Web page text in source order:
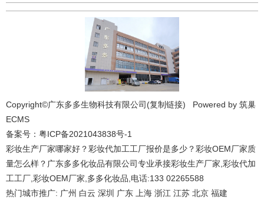
Copyright©广东多多生物科技有限公司(复制链接) Powered by 筑巢
ECMS
备案号： 粤ICP备2021043838号-1
彩妆生产厂家哪家好？彩妆代加工工厂报价是多少？彩妆OEM厂家质
量怎么样？广东多多化妆品有限公司专业承接彩妆生产厂家,彩妆代加
工工厂,彩妆OEM厂家,多多化妆品,电话:133 02265588
热门城市推广: 广州 白云 深圳 广东 上海 浙江 江苏 北京 福建